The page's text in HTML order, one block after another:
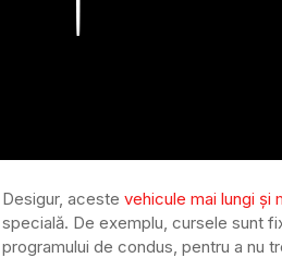
Desigur, aceste vehicule mai lungi și
specială. De exemplu, cursele sunt
programului de condus, pentru a nu